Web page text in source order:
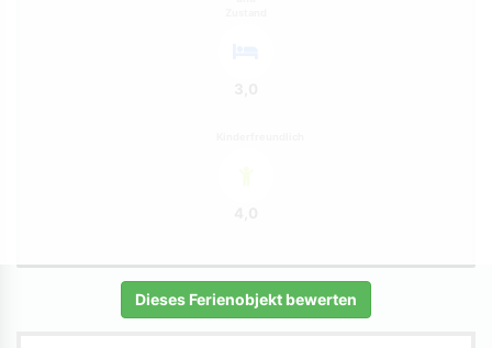
Dieses Ferienobjekt bewerten